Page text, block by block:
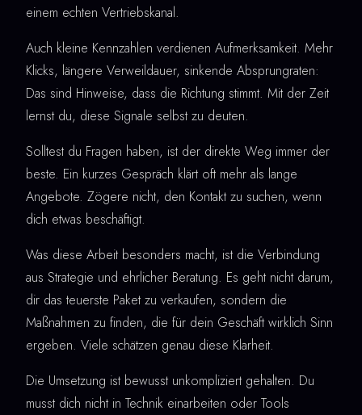
einem echten Vertriebskanal.
Auch kleine Kennzahlen verdienen Aufmerksamkeit. Mehr
Klicks, längere Verweildauer, sinkende Absprungraten:
Das sind Hinweise, dass die Richtung stimmt. Mit der Zeit
lernst du, diese Signale selbst zu deuten.
Solltest du Fragen haben, ist der direkte Weg immer der
beste. Ein kurzes Gespräch klärt oft mehr als lange
Angebote. Zögere nicht, den Kontakt zu suchen, wenn
dich etwas beschäftigt.
Was diese Arbeit besonders macht, ist die Verbindung
aus Strategie und ehrlicher Beratung. Es geht nicht darum,
dir das teuerste Paket zu verkaufen, sondern die
Maßnahmen zu finden, die für dein Geschäft wirklich Sinn
ergeben. Viele schätzen genau diese Klarheit.
Die Umsetzung ist bewusst unkompliziert gehalten. Du
musst dich nicht in Technik einarbeiten oder Tools